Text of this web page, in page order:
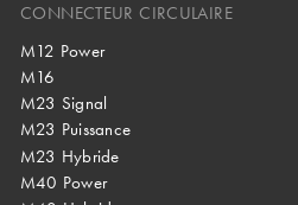
CONNECTEUR CIRCULAIRE
M12 Power
M16
M23 Signal
M23 Puissance
M23 Hybride
M40 Power